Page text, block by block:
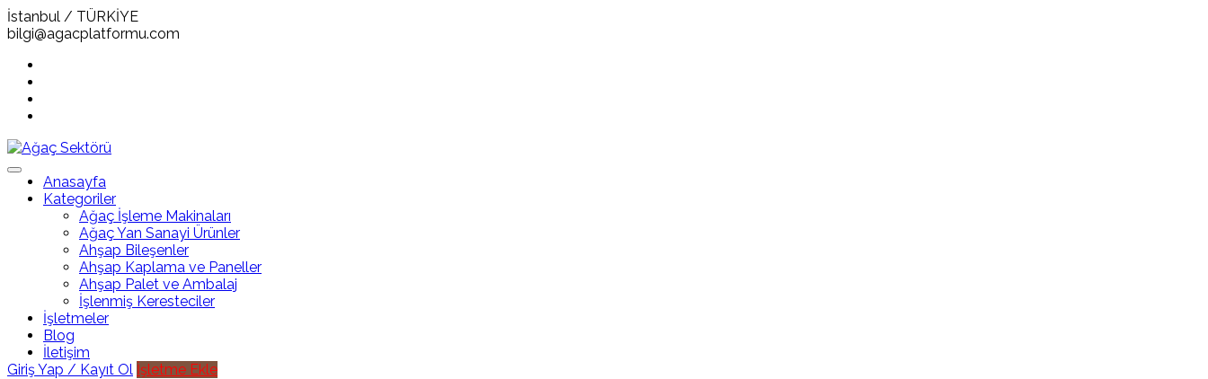
İstanbul / TÜRKİYE
bilgi@agacplatformu.com
Anasayfa
Kategoriler
Ağaç İşleme Makinaları
Ağaç Yan Sanayi Ürünler
Ahşap Bileşenler
Ahşap Kaplama ve Paneller
Ahşap Palet ve Ambalaj
İşlenmiş Keresteciler
İşletmeler
Blog
İletişim
Giriş Yap / Kayıt Ol İşletme Ekle